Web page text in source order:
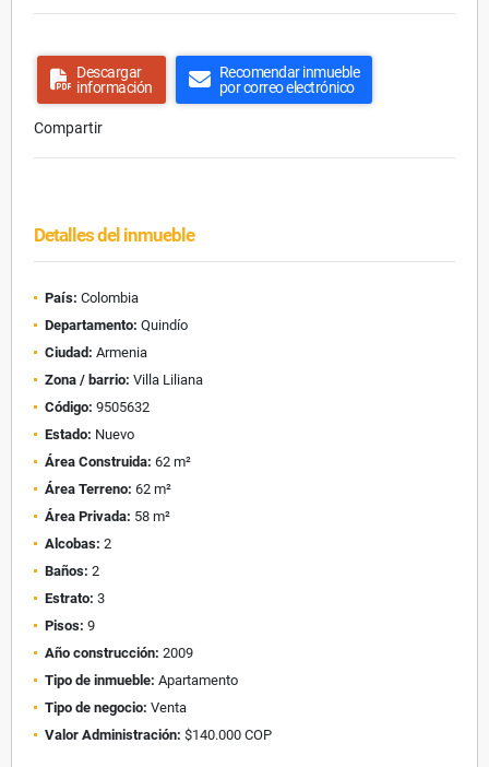
Descargar
información
Recomendar inmueble
por correo electrónico
Compartir
Detalles del inmueble
País: Colombia
Departamento: Quindío
Ciudad: Armenia
Zona / barrio: Villa Liliana
Código: 9505632
Estado: Nuevo
Área Construida: 62 m²
Área Terreno: 62 m²
Área Privada: 58 m²
Alcobas: 2
Baños: 2
Estrato: 3
Pisos: 9
Año construcción: 2009
Tipo de inmueble: Apartamento
Tipo de negocio: Venta
Valor Administración: $140.000 COP